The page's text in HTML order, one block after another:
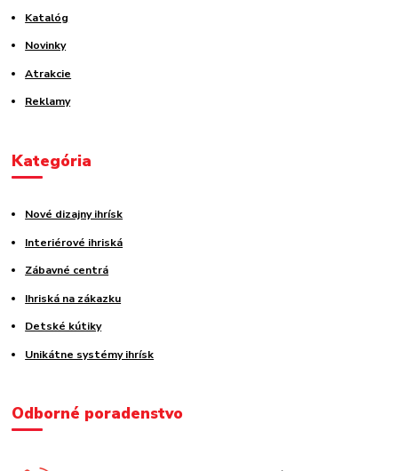
Katalóg
Novinky
Atrakcie
Reklamy
Kategória
Nové dizajny ihrísk
Interiérové ihriská
Zábavné centrá
Ihriská na zákazku
Detské kútiky
Unikátne systémy ihrísk
Odborné poradenstvo